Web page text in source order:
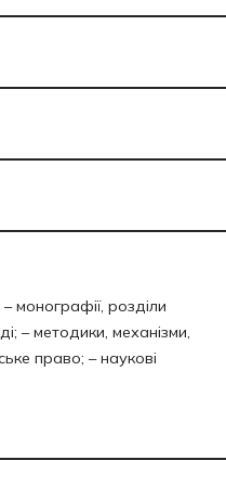
монографії, розділи
– методики, механізми,
право; – наукові